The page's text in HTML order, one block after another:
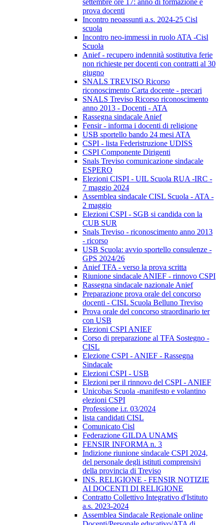
settembre ore 17: anno di formazione e
prova docenti
Incontro neoassunti a.s. 2024-25 Cisl
scuola
Incontro neo-immessi in ruolo ATA -Cisl
Scuola
Anief - recupero indennità sostitutiva ferie
non richieste per docenti con contratti al 30
giugno
SNALS TREVISO Ricorso
riconoscimento Carta docente - precari
SNALS Treviso Ricorso riconoscimento
anno 2013 - Docenti - ATA
Rassegna sindacale Anief
Fensir - informa i docenti di religione
USB sportello bando 24 mesi ATA
CSPI - lista Federistruzione UDISS
CSPI Componente Dirigenti
Snals Treviso comunicazione sindacale
ESPERO
Elezioni CISPI - UIL Scuola RUA -IRC -
7 maggio 2024
Assemblea sindacale CISL Scuola - ATA -
2 maggio
Elezioni CSPI - SGB si candida con la
CUB SUR
Snals Treviso - riconoscimento anno 2013
- ricorso
USB Scuola: avvio sportello consulenze -
GPS 2024/26
Anief TFA - verso la prova scritta
Riunione sindacale ANIEF - rinnovo CSPI
Rassegna sindacale nazionale Anief
Preparazione prova orale del concorso
docenti - CISL Scuola Belluno Treviso
Prova orale del concorso straordinario ter
con USB
Elezioni CSPI ANIEF
Corso di preparazione al TFA Sostegno -
CISL
Elezione CSPI - ANIEF - Rassegna
Sindacale
Elezioni CSPI - USB
Elezioni per il rinnovo del CSPI - ANIEF
Unicobas Scuola -manifesto e volantino
elezioni CSPI
Professione i.r. 03/2024
lista candidati CISL
Comunicato Cisl
Federazione GILDA UNAMS
FENSIR INFORMA n. 3
Indizione riunione sindacale CSPI 2024,
del personale degli istituti comprensivi
della provincia di Treviso
INS. RELIGIONE - FENSIR NOTIZIE
AI DOCENTI DI RELIGIONE
Contratto Collettivo Integrativo d'Istituto
a.s. 2023-2024
Assemblea Sindacale Regionale online